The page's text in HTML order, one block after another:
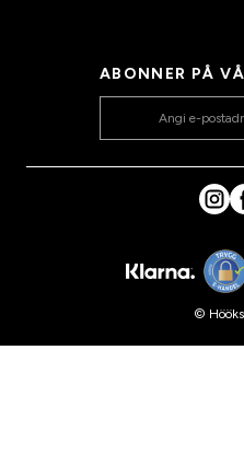
ABONNER PÅ
©